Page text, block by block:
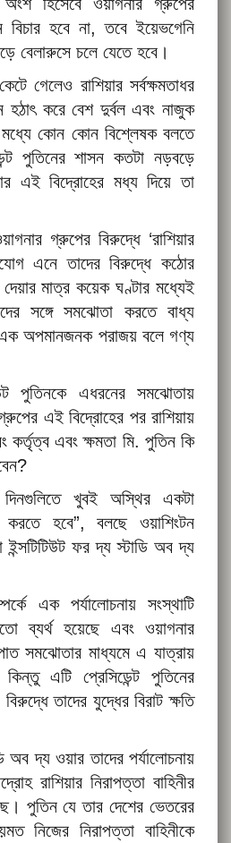
বিচার হবে না, তবে ইয়েভগেনি
বেলারুসে চলে যেতে হবে।
গেলেও রাশিয়ার সর্বক্ষমতাধর
হঠাৎ করে বেশ দুর্বল এবং নাজুক
কোন কোন বিশ্লেষক বলতে
পুতিনের শাসন কতটা নড়বড়ে
এই বিদ্রোহের মধ্য দিয়ে তা
গ্রুপের বিরুদ্ধে ‘রাশিয়ার
এনে তাদের বিরুদ্ধে কঠোর
দেয়ার মাত্র কয়েক ঘণ্টার মধ্যেই
সঙ্গে সমঝোতা করতে বাধ্য
অপমানজনক পরাজয় বলে গণ্য
পুতিনকে এধরনের সমঝোতায়
এই বিদ্রোহের পর রাশিয়ায়
কর্তৃত্ব এবং ক্ষমতা মি. পুতিন কি
দিনগুলিতে খুবই অস্থির একটা
করতে হবে”, বলছে ওয়াশিংটন
ইন্সটিটিউট ফর দ্য স্টাডি অব দ্য
এক পর্যালোচনায় সংস্থাটি
ব্যর্থ হয়েছে এবং ওয়াগনার
সমঝোতার মাধ্যমে এ যাত্রায়
এটি প্রেসিডেন্ট পুতিনের
তাদের যুদ্ধের বিরাট ক্ষতি
অব দ্য ওয়ার তাদের পর্যালোচনায়
রাশিয়ার নিরাপত্তা বাহিনীর
পুতিন যে তার দেশের ভেতরের
নিজের নিরাপত্তা বাহিনীকে